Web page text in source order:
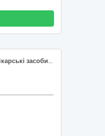
Фармацевтична продукція (лікарські засоби різні)